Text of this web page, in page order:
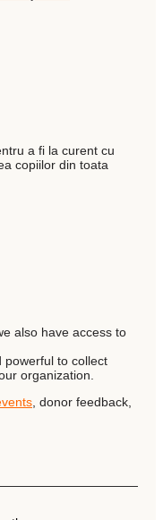
a fi la curent cu
copiilor din toata
also have access to
powerful to collect
organization.
, donor feedback,